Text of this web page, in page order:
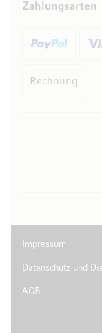
Zahlungsarten
Rechnung
Impressum
Datenschutz und
AGB